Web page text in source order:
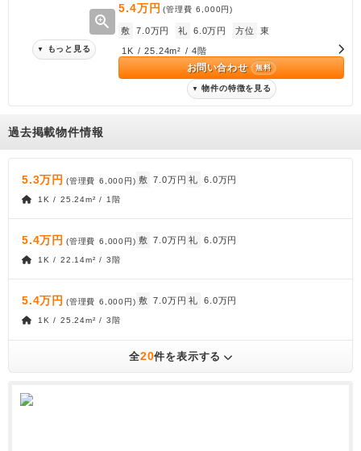
zoom_in
▼ もっと見る
5.4万円 (管理費6,000円)
敷 7.0万円 礼 6.0万円 方位 東
1K / 25.24m² / 4階
お問い合わせ 無料
▼ 物件の特徴を見る
過去掲載物件情報
5.3万円 (管理費 6,000円) 敷 7.0万円 礼 6.0万円
1K / 25.24m² / 1階
5.4万円 (管理費 6,000円) 敷 7.0万円 礼 6.0万円
1K / 22.14m² / 3階
5.4万円 (管理費 6,000円) 敷 7.0万円 礼 6.0万円
1K / 25.24m² / 3階
全20件を表示する